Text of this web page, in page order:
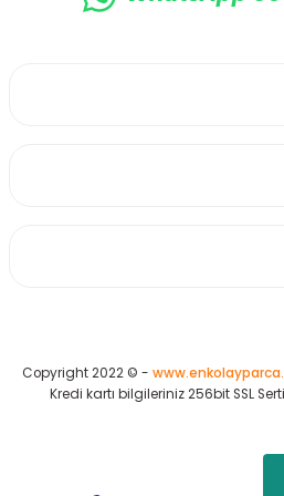
Copyright 2022 © -
Kredi kartı bilgileriniz 256bit SSL